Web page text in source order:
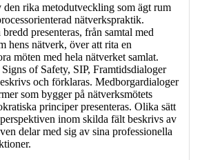
den rika metodutveckling som ägt rum
nätverkspraktik.
presenteras, från samtal med
hens nätverk, över att rita en
möten med hela nätverket samlat.
of Safety, SIP, Framtidsdialoger
och förklaras. Medborgardialoger
som bygger på nätverksmötets
principer presenteras. Olika sätt
inom skilda fält beskrivs av
delar med sig av sina professionella